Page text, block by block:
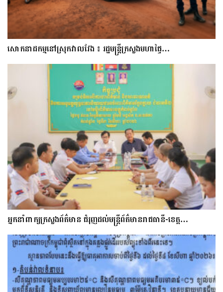
សោកនាដកម្ម​នៅ​ស្រុក​វាល​វែង ៖ រដ្ឋមន្ត្រី​ក្រសួងមហាផ្ទៃ…
អ្នកនាំពាក្យក្រសួងព័ត៌មាន ជំរុញដល់មន្ត្រីព័ត៌មានរាជធានី-ខេត្ត…